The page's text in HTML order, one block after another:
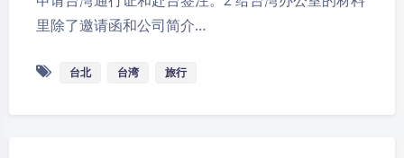
里除了邀请函和公司简介…
台北 台湾 旅行